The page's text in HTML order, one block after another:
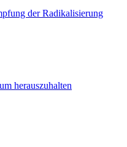
der Radikalisierung
herauszuhalten